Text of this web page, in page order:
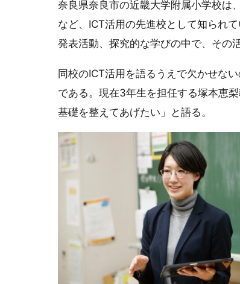
奈良県奈良市の近畿大学附属小学校
など、ICT活用の先進校として知られ
発表活動、探究的な学びの中で、その
同校のICT活用を語るうえで欠かせな
である。現在3年生を担任する塚本恵
基礎を整えてあげたい」と語る。